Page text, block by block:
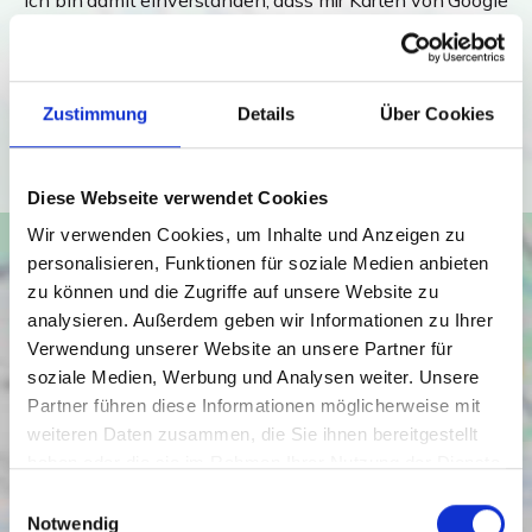
Zustimmung Details Über Cookies
Diese Webseite verwendet Cookies
Wir verwenden Cookies, um Inhalte und Anzeigen zu
personalisieren, Funktionen für soziale Medien anbieten
zu können und die Zugriffe auf unsere Website zu
analysieren. Außerdem geben wir Informationen zu Ihrer
Verwendung unserer Website an unsere Partner für
soziale Medien, Werbung und Analysen weiter. Unsere
Partner führen diese Informationen möglicherweise mit
weiteren Daten zusammen, die Sie ihnen bereitgestellt
Notwendig
angezeigt werden. Es gelten die
Datenschutzbedingungen von Google